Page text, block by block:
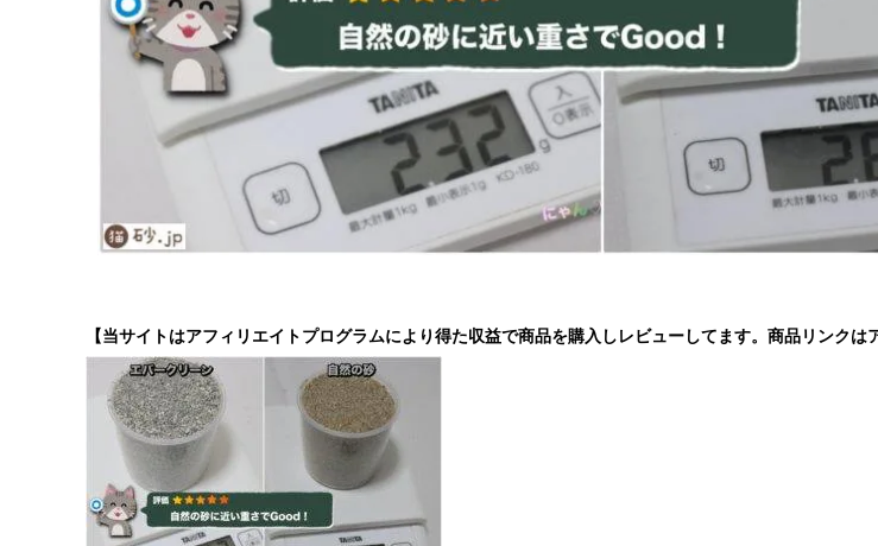
【当サイトはアフィリエイトプログラムにより得た収益で商品を購入しレビューしてます。商品リンクは